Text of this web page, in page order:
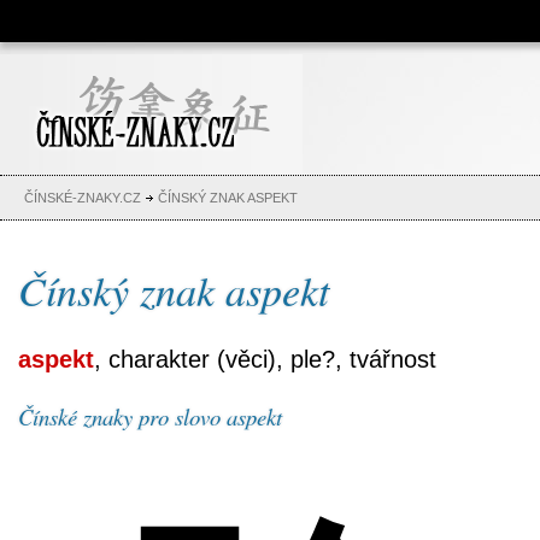
Čínské znaky, česko-čínský
slovník, abeceda, jména,
tetování
ČÍNSKÉ-ZNAKY.CZ ČÍNSKÝ ZNAK ASPEKT
Čínský znak aspekt
aspekt, charakter (věci), ple?, tvářnost
Čínské znaky pro slovo aspekt